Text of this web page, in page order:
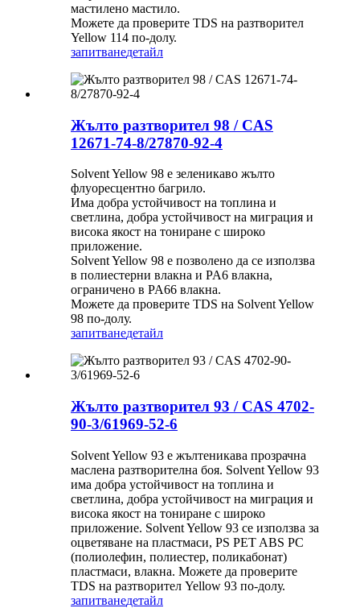
мастилено мастило.
Можете да проверите TDS на разтворител
Yellow 114 по-долу.
запитванедетайл
Жълто разтворител 98 / CAS
12671-74-8/27870-92-4
Solvent Yellow 98 е зеленикаво жълто
флуоресцентно багрило.
Има добра устойчивост на топлина и
светлина, добра устойчивост на миграция и
висока якост на тониране с широко
приложение.
Solvent Yellow 98 е позволено да се използва
в полиестерни влакна и PA6 влакна,
ограничено в PA66 влакна.
Можете да проверите TDS на Solvent Yellow
98 по-долу.
запитванедетайл
Жълто разтворител 93 / CAS 4702-
90-3/61969-52-6
Solvent Yellow 93 е жълтеникава прозрачна
маслена разтворителна боя. Solvent Yellow 93
има добра устойчивост на топлина и
светлина, добра устойчивост на миграция и
висока якост на тониране с широко
приложение. Solvent Yellow 93 се използва за
оцветяване на пластмаси, PS PET ABS PC
(полиолефин, полиестер, поликабонат)
пластмаси, влакна. Можете да проверите
TDS на разтворител Yellow 93 по-долу.
запитванедетайл